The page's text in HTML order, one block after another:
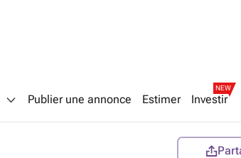
Publier une annonce Estimer Investir
NEW